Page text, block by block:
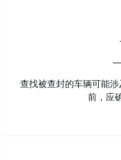
查找被查封的车辆可能
前，应